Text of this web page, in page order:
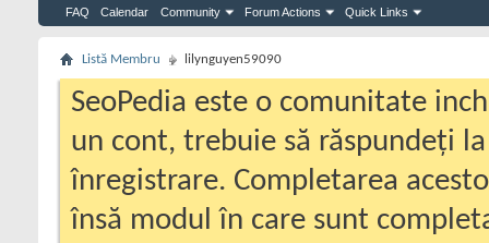
FAQ Calendar Community Forum Actions Quick Links
Listă Membru lilynguyen59090
SeoPedia este o comunitate
un cont, trebuie să răspundeți
înregistrare. Completarea
însă modul în care sunt